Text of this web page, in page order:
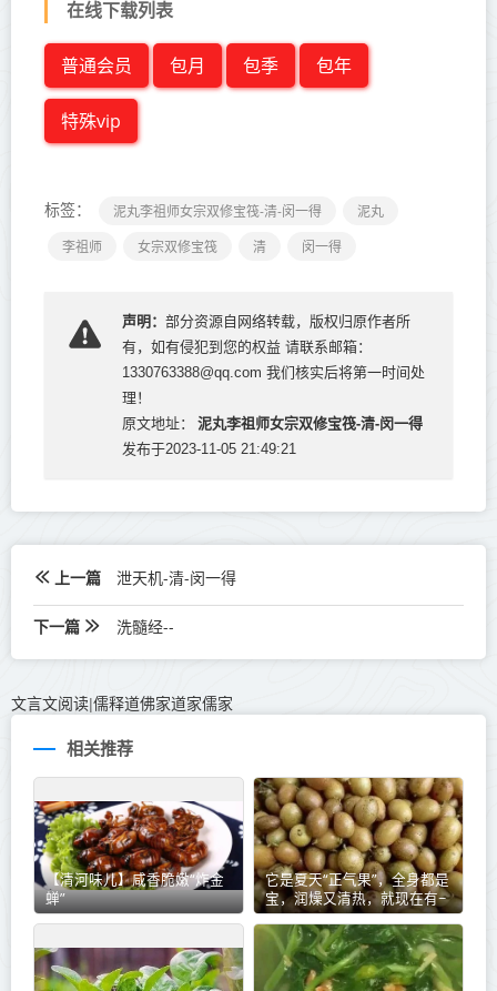
在线下载列表
普通会员 包月 包季 包年
特殊vip
标签： 泥丸李祖师女宗双修宝筏-清-闵一得
泥丸
李祖师
女宗双修宝筏 清 闵一得
声明： 部分资源自网络转载，版权归原作者所
有，如有侵犯到您的权益 请联系邮箱：
1330763388@qq.com 我们核实后将第一时间处
理！
原文地址：
泥丸李祖师女宗双修宝筏-清-闵一得
发布于2023-11-05 21:49:21
上一篇 泄天机-清-闵一得
下一篇 洗髓经--
文言文阅读|儒释道佛家道家儒家
相关推荐
【清河味儿】咸香脆嫩“炸金
蝉”
它是夏天“正气果”，全身都是
宝，润燥又清热，就现在有~